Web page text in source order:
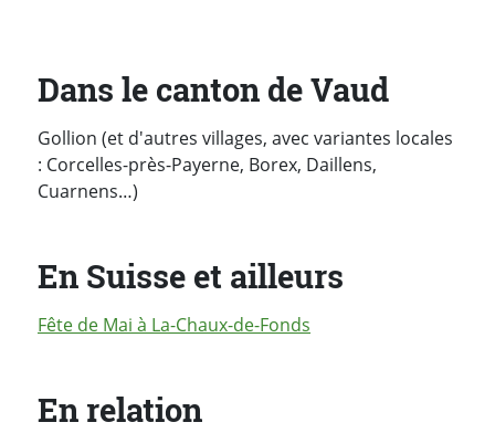
Dans le canton de Vaud
Gollion (et d'autres villages, avec variantes locales
: Corcelles-près-Payerne, Borex, Daillens,
Cuarnens…)
En Suisse et ailleurs
Fête de Mai à La-Chaux-de-Fonds
En relation